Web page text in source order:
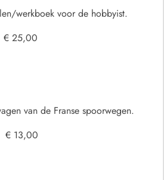
werkboek voor de hobbyist.
€ 25,00
van de Franse spoorwegen.
€ 13,00